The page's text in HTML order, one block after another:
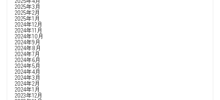
2025年3月
2025年2月
2025年1月
2024年12月
2024年11月
2024年10月
2024年9月
2024年8月
2024年7月
2024年6月
2024年5月
2024年4月
2024年3月
2024年2月
2024年1月
2023年12月